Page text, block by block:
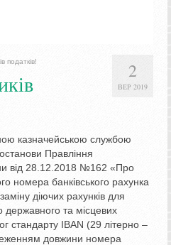
2
ВЕР 2019
податків!
казначейською службою
Правління
від 28.12.2018 №162 «Про
номера банківського рахунка
діючих рахунків для
та місцевих
стандарту IBAN (29 літерно –
довжини номера